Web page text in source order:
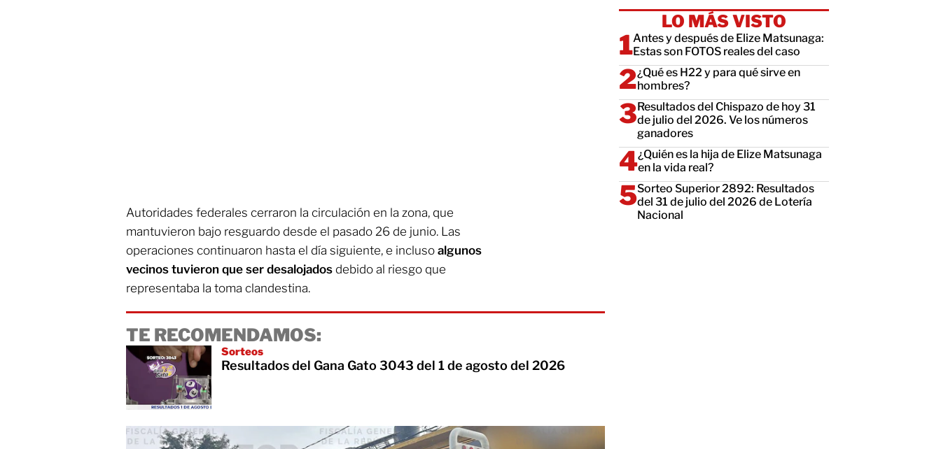
Autoridades federales cerraron la circulación en la zona, que
mantuvieron bajo resguardo desde el pasado 26 de junio. Las
operaciones continuaron hasta el día siguiente, e incluso algunos
vecinos tuvieron que ser desalojados debido al riesgo que
representaba la toma clandestina.
TE RECOMENDAMOS:
Sorteos
Resultados del Gana Gato 3043 del 1 de agosto del 2026
LO MÁS VISTO
Antes y después de Elize Matsunaga:
Estas son FOTOS reales del caso
¿Qué es H22 y para qué sirve en
hombres?
Resultados del Chispazo de hoy 31
de julio del 2026. Ve los números
ganadores
¿Quién es la hija de Elize Matsunaga
en la vida real?
Sorteo Superior 2892: Resultados
del 31 de julio del 2026 de Lotería
Nacional